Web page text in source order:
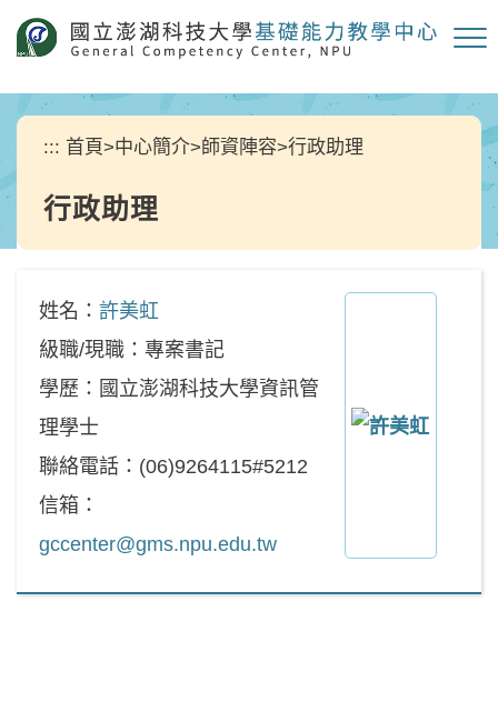
要
區
塊
::: 首頁>中心簡介>師資陣容>行政助理
行政助理
姓名： 許美虹
級職/現職：專案書記
學歷：國立澎湖科技大學資訊管
理學士
聯絡電話：(06)9264115#5212
信箱：
gccenter@gms.npu.edu.tw